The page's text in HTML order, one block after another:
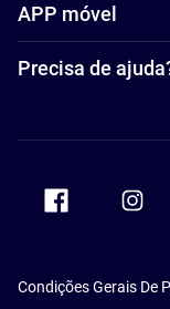
APP móvel
Precisa de
Condições Gerais De